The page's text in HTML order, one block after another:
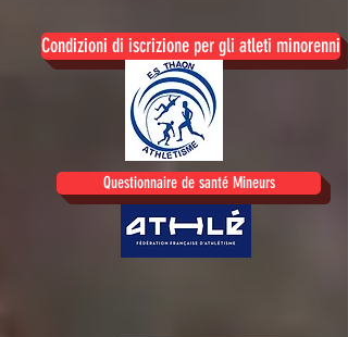
Condizioni di iscrizione per gli atleti minorenni
Questionnaire de santé Mineurs